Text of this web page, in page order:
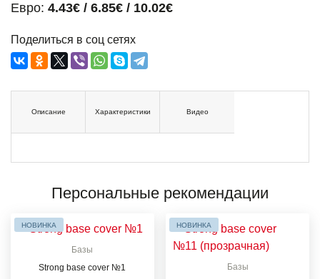
Евро: 4.43€ / 6.85€ / 10.02€
Поделиться в соц сетях
Описание Характеристики Видео
Персональные рекомендации
НОВИНКА
Базы
Strong base cover №1
НОВИНКА
Базы